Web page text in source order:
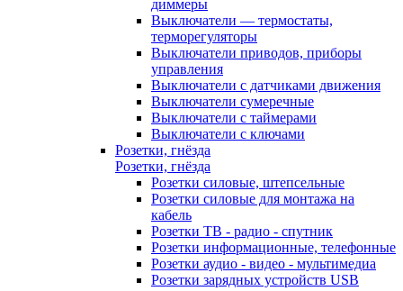
диммеры
Выключатели — термостаты,
терморегуляторы
Выключатели приводов, приборы
управления
Выключатели с датчиками движения
Выключатели сумеречные
Выключатели с таймерами
Выключатели с ключами
Розетки, гнёзда
Розетки, гнёзда
Розетки силовые, штепсельные
Розетки силовые для монтажа на
кабель
Розетки ТВ - радио - спутник
Розетки информационные, телефонные
Розетки аудио - видео - мультимедиа
Розетки зарядных устройств USB